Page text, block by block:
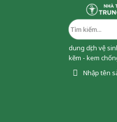
dung dịch vệ
kẽm - kem
Nhập tên